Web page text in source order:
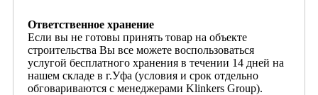
Ответственное хранение
Если вы не готовы принять товар на объекте
строительства Вы все можете воспользоваться
услугой бесплатного хранения в течении 14 дней на
нашем складе в г.Уфа (условия и срок отдельно
обговариваются с менеджерами Klinkers Group).